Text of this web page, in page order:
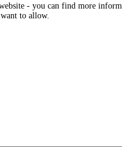
- you can find more
to allow.